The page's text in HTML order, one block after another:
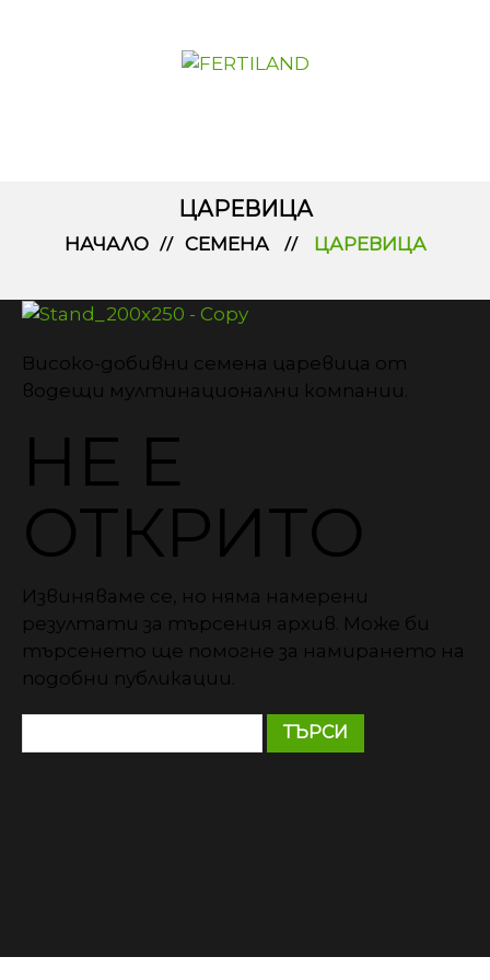
ЦАРЕВИЦА
НАЧАЛО СЕМЕНА ЦАРЕВИЦА
Високо-добивни семена царевица от
водещи мултинационални компании.
НЕ Е
ОТКРИТО
Извиняваме се, но няма намерени
резултати за търсения архив. Може би
търсенето ще помогне за намирането на
подобни публикации.